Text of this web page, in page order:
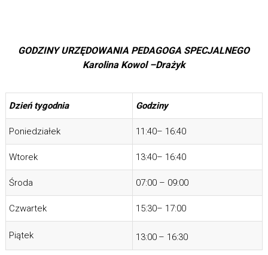
GODZINY URZĘDOWANIA PEDAGOGA SPECJALNEGO
Karolina Kowol –Drażyk
Dzień tygodnia Godziny
Poniedziałek 11:40– 16:40
Wtorek 13:40– 16:40
Środa 07:00 – 09:00
Czwartek 15:30– 17:00
Piątek 13:00 – 16:30